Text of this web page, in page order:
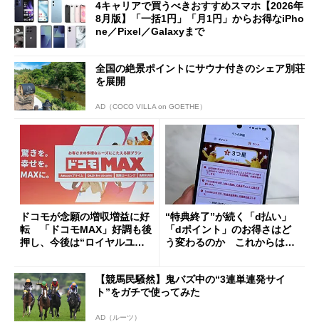
4キャリアで買うべきおすすめスマホ【2026年
8月版】「一括1円」「月1円」からお得なiPho
ne／Pixel／Galaxyまで
全国の絶景ポイントにサウナ付きのシェア別荘
を展開
AD（COCO VILLA on GOETHE）
ドコモが念願の増収増益に好
転 「ドコモMAX」好調も後
押し、今後は“ロイヤルユー
“特典終了”が続く「d払い」
「dポイント」のお得さはど
う変わるのか これからは
【競馬民騒然】鬼バズ中の“3連単連発サイ
ト”をガチで使ってみた
AD（ルーツ）